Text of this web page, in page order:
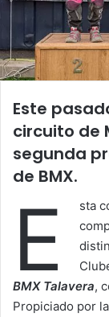
Este
circuito de
segunda
de BMX.
E
sta
BMX Talavera,
Propiciado por